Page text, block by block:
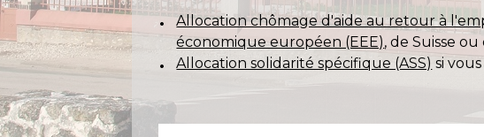
Allocation chômage d'aide au retour à
économique européen (EEE), de Suisse
Allocation solidarité spécifique (ASS) si